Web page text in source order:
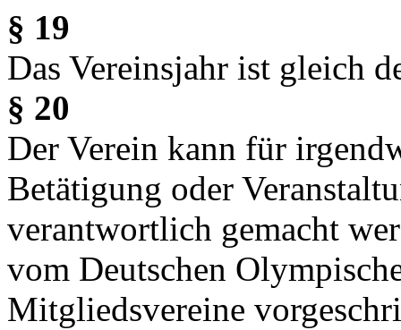
§ 19
Das Vereinsjahr ist gleich
§ 20
Der Verein kann für
Betätigung oder
verantwortlich gemacht
vom Deutschen
Mitgliedsvereine